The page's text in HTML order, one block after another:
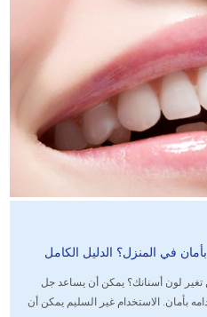
في المنزل؟ الدليل الكامل
لون أسنانك؟ يمكن أن يساعد جل
بأمان. الاستخدام غير السليم يمكن أن